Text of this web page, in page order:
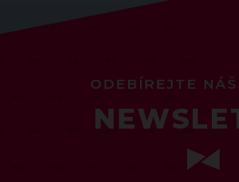
ODEBÍREJTE